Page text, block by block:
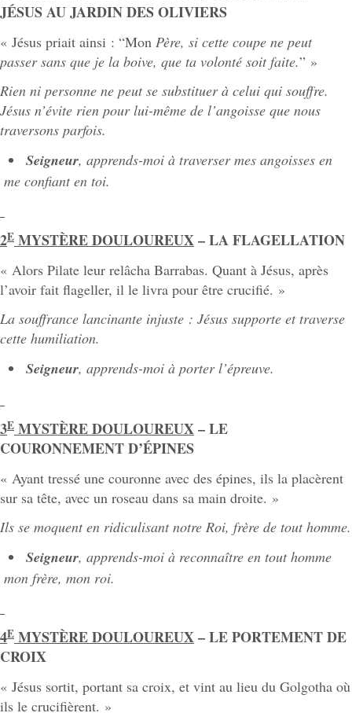
JÉSUS AU JARDIN DES OLIVIERS
« Jésus priait ainsi : “Mon Père, si cette coupe ne peut
passer sans que je la boive, que ta volonté soit faite.” »
Rien ni personne ne peut se substituer à celui qui souffre.
Jésus n’évite rien pour lui-même de l’angoisse que nous
traversons parfois.
Seigneur, apprends-moi à traverser mes angoisses en
me confiant en toi.
2E MYSTÈRE DOULOUREUX– LA FLAGELLATION
« Alors Pilate leur relâcha Barrabas. Quant à Jésus, après
l’avoir fait flageller, il le livra pour être crucifié. »
La souffrance lancinante injuste : Jésus supporte et traverse
cette humiliation.
Seigneur, apprends-moi à porter l’épreuve.
3E MYSTÈRE DOULOUREUX– LE
COURONNEMENT D’ÉPINES
« Ayant tressé une couronne avec des épines, ils la placèrent
sur sa tête, avec un roseau dans sa main droite. »
Ils se moquent en ridiculisant notre Roi, frère de tout homme.
Seigneur, apprends-moi à reconnaître en tout homme
mon frère, mon roi.
4E MYSTÈRE DOULOUREUX– LE PORTEMENT DE
CROIX
« Jésus sortit, portant sa croix, et vint au lieu du Golgotha où
ils le crucifièrent. »